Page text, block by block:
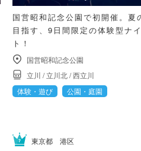
国営昭和記念公園で初開催。夏
目指す、9日間限定の体験型ナ
ト！
国営昭和記念公園
立川 /立川北/西立川
体験・遊び
公園・庭園
東京都港区